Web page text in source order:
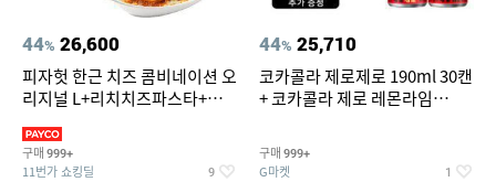
44% 26,600
피자헛 한근 치즈 콤비네이션 오
리지널 L+리치치즈파스타+콜
구매 999+
11번가 쇼킹딜 9
44% 25,710
코카콜라 제로제로 190ml 30캔
+ 코카콜라 제로 레몬라임
티커 세트
구매 999+
G마켓 1